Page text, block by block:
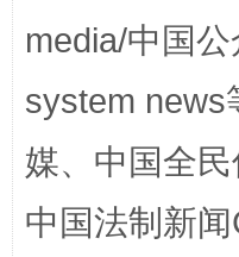
国家大学科技园优
media/中国
system news
媒、中国全
中国法制新